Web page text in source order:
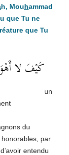
h, Mouhammad
que Tu ne
que Tu
كَيْفَ لا
un
du
par
entendu